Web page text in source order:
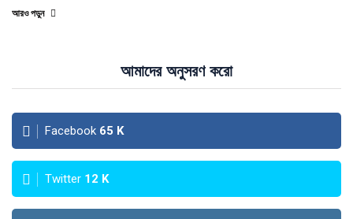
আরও পড়ুন
আমাদের অনুসরণ করো
Facebook 65 K
Twitter 12 K